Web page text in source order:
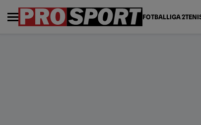
FOTBALLIGA 2